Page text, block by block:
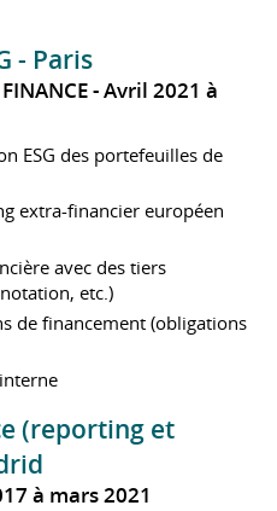
- Paris
Avril 2021 à
ESG des portefeuilles de
extra-financier européen
avec des tiers
etc.)
de financement (obligations
(reporting et
à mars 2021